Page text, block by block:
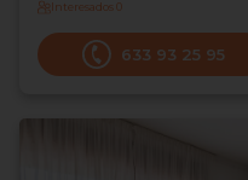
Interesados0
633 93 25 95